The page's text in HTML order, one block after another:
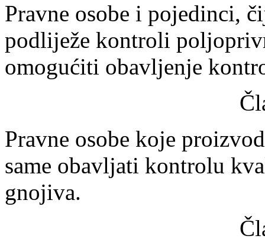
Pravne osobe i pojedinci,
podliježe kontroli
omogućiti obavljenje
Pravne osobe koje
same obavljati kontrolu
gnojiva.